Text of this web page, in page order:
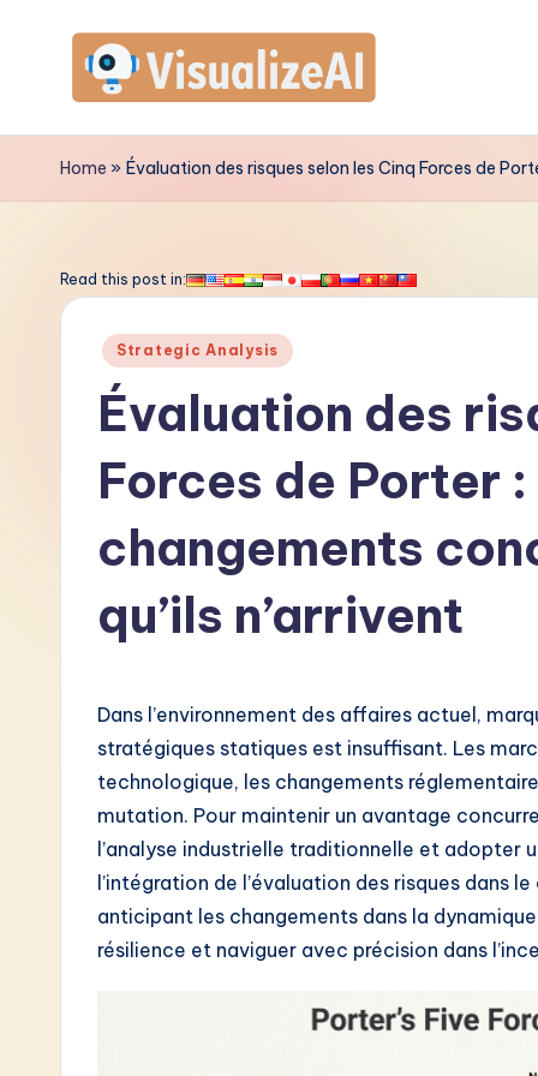
contentV
is
a
Home » Évaluation des risques selon les Cinq Forces de
Read this post in:
Posted
Strategic Analysis
Évaluation des
Forces de Porter
changements
qu’ils n’arrivent
Dans l’environnement des affaires actuel,
stratégiques statiques est insuffisant. Les
technologique, les changements
mutation. Pour maintenir un avantage
l’analyse industrielle traditionnelle et adopter
l’intégration de l’évaluation des risques dans
anticipant les changements dans la
résilience et naviguer avec précision dans